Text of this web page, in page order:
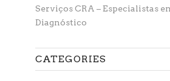
Serviços CRA – Especialistas
Diagnóstico
CATEGORIES